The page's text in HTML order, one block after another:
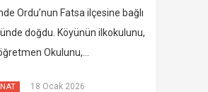
Ordu’nun Fatsa ilçesine bağlı
doğdu. Köyünün ilkokulunu,
Okulunu,…
18 Ocak 2026